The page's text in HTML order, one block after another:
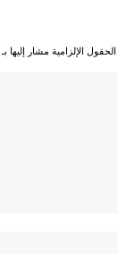
الحقول الإلزامية مشار إليها بـ